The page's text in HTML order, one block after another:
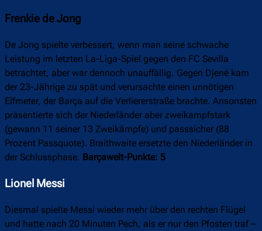
Frenkie de Jong
De Jong spielte verbessert, wenn man seine schwache
Leistung im letzten La-Liga-Spiel gegen den FC Sevilla
betrachtet, aber war dennoch unauffällig. Gegen Djené kam
der 23-Jährige zu spät und verursachte einen unnötigen
Elfmeter, der Barça auf die Verliererstraße brachte. Ansonsten
präsentierte sich der Niederländer aber zweikampfstark
(gewann 11 seiner 13 Zweikämpfe) und passsicher (88
Prozent Passquote). Braithwaite ersetzte den Niederländer in
der Schlussphase. Barçawelt-Punkte: 5
Lionel Messi
Diesmal spielte Messi wieder mehr über den rechten Flügel
und hatte nach 20 Minuten Pech, als er nur den Pfosten traf –